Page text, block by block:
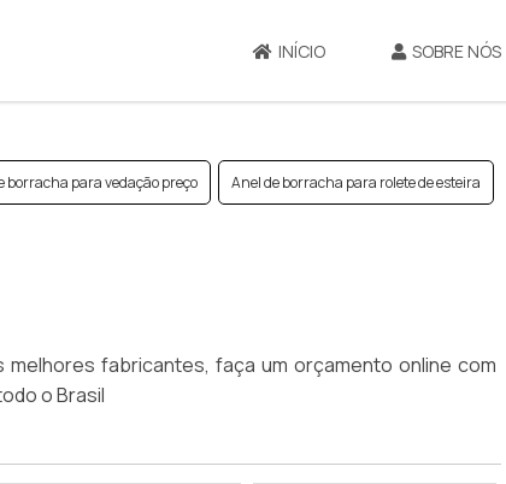
INÍCIO SOBRE NÓS
borracha para vedação preço Anel de borracha para rolete de esteira
fabricantes, faça um orçamento online com
o Brasil